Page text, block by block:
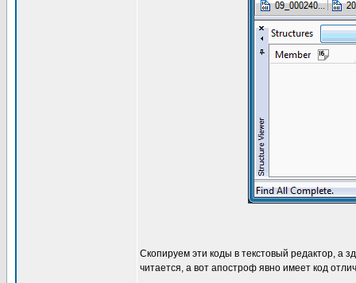
Скопируем эти коды в текстовый редактор, а
читается, а вот апостроф явно имеет код